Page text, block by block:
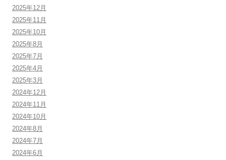
2025年12月
2025年11月
2025年10月
2025年8月
2025年7月
2025年4月
2025年3月
2024年12月
2024年11月
2024年10月
2024年8月
2024年7月
2024年6月